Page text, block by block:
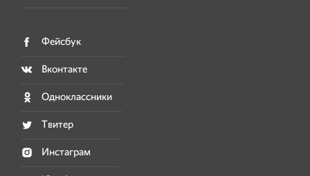
Фейсбук
Вконтакте
Одноклассники
Твитер
Инстаграм